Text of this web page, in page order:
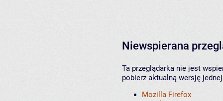
Niewspierana
Ta przeglądarka nie jest
pobierz aktualną wersję
Mozilla Firefox